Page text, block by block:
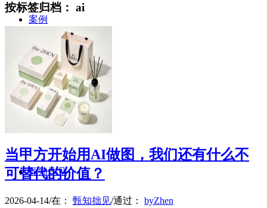
案例
简介
甄知灼见
按标签归档： ai
当甲方开始用AI做图，我们还有什么不
可替代的价值？
2026-04-14/在： 甄知拙见/通过： byZhen